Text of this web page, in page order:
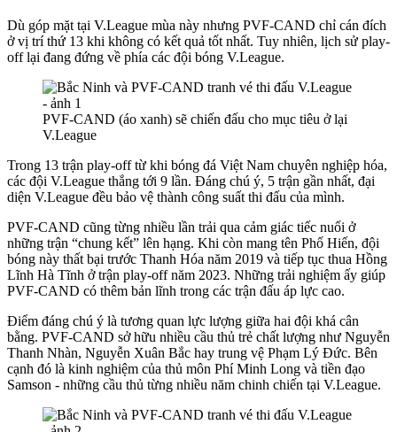
Dù góp mặt tại V.League mùa này nhưng PVF-CAND chỉ cán đích
ở vị trí thứ 13 khi không có kết quả tốt nhất. Tuy nhiên, lịch sử play-
off lại đang đứng về phía các đội bóng V.League.
PVF-CAND (áo xanh) sẽ chiến đấu cho mục tiêu ở lại
V.League
Trong 13 trận play-off từ khi bóng đá Việt Nam chuyên nghiệp hóa,
các đội V.League thắng tới 9 lần. Đáng chú ý, 5 trận gần nhất, đại
diện V.League đều bảo vệ thành công suất thi đấu của mình.
PVF-CAND cũng từng nhiều lần trải qua cảm giác tiếc nuối ở
những trận “chung kết” lên hạng. Khi còn mang tên Phố Hiến, đội
bóng này thất bại trước Thanh Hóa năm 2019 và tiếp tục thua Hồng
Lĩnh Hà Tĩnh ở trận play-off năm 2023. Những trải nghiệm ấy giúp
PVF-CAND có thêm bản lĩnh trong các trận đấu áp lực cao.
Điểm đáng chú ý là tương quan lực lượng giữa hai đội khá cân
bằng. PVF-CAND sở hữu nhiều cầu thủ trẻ chất lượng như Nguyễn
Thanh Nhàn, Nguyễn Xuân Bắc hay trung vệ Phạm Lý Đức. Bên
cạnh đó là kinh nghiệm của thủ môn Phí Minh Long và tiền đạo
Samson - những cầu thủ từng nhiều năm chinh chiến tại V.League.